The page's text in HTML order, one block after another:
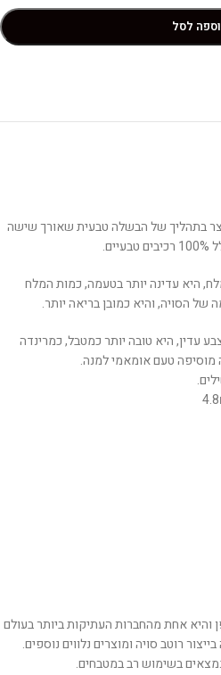
לסל
בתהליך של הבשלה טבעית שאורך שישה
נתרן יש כ40% פחות מלח, היא עדינה יותר בטעמה, כמות המלח
הסויה, והיא כמובן בריאה יותר.
עדין, היא טובה יותר כמטבל, כמרינדה
מוסיפה טעם אומאמי למנה.
נוסדה בשנת 1645 ביפן והיא אחת מהחברות העתיקות ביותר בעולם
רוטב סויה ומוצרים נלווים נוספים.
בשימוש רב במטבחים.